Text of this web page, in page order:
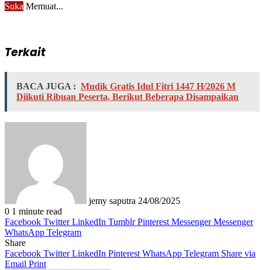
Suka Memuat...
Terkait
BACA JUGA : Mudik Gratis Idul Fitri 1447 H/2026 M
Diikuti Ribuan Peserta, Berikut Beberapa Disampaikan
jemy saputra 24/08/2025
0 1 minute read
Facebook Twitter LinkedIn Tumblr Pinterest Messenger Messenger
WhatsApp Telegram
Share
Facebook Twitter LinkedIn Pinterest WhatsApp Telegram Share via
Email Print